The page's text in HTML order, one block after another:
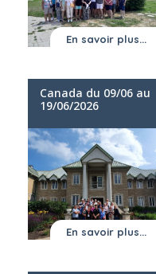
En savoir plus...
Canada du 09/06 au
19/06/2026
En savoir plus...